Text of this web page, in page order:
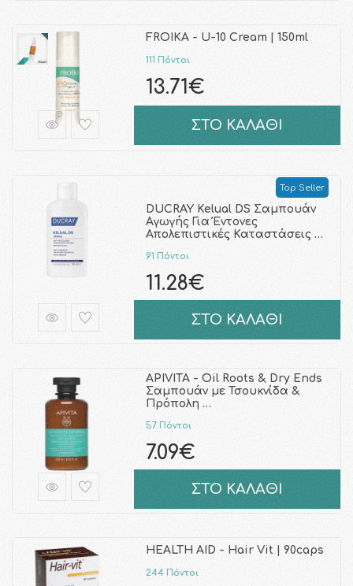
FROIKA - U-10 Cream | 150ml
111 Πόντοι
13.71€
ΣΤΟ ΚΑΛΑΘΙ
Top Seller
DUCRAY Kelual DS Σαμπουάν
Αγωγής Για Έντονες
Απολεπιστικές Καταστάσεις …
91 Πόντοι
11.28€
ΣΤΟ ΚΑΛΑΘΙ
APIVITA - Oil Roots & Dry Ends
Σαμπουάν με Τσουκνίδα &
Πρόπολη …
57 Πόντοι
7.09€
ΣΤΟ ΚΑΛΑΘΙ
HEALTH AID - Hair Vit | 90caps
244 Πόντοι